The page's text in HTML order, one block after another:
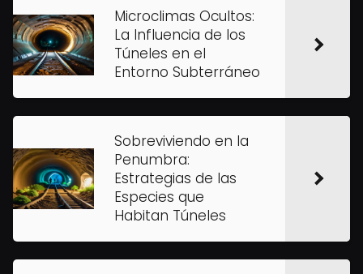
Microclimas Ocultos:
La Influencia de los
Túneles en el
Entorno Subterráneo
Sobreviviendo en la
Penumbra:
Estrategias de las
Especies que
Habitan Túneles